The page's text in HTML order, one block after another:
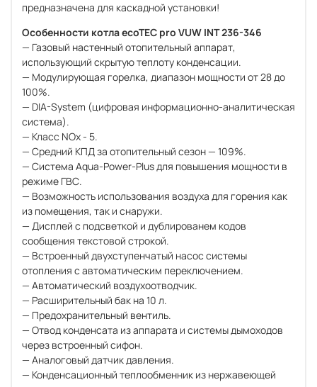
предназначена для каскадной установки!
Особенности котла ecoTEC pro VUW INT 236-346
— Газовый настенный отопительный аппарат,
использующий скрытую теплоту конденсации.
— Модулирующая горелка, диапазон мощности от 28 до
100%.
— DIA-System (цифровая информационно-аналитическая
система).
— Класс NOx - 5.
— Средний КПД за отопительный сезон — 109%.
— Система Aqua-Power-Plus для повышения мощности в
режиме ГВС.
— Возможность использования воздуха для горения как
из помещения, так и снаружи.
— Дисплей с подсветкой и дублированем кодов
сообщения текстовой строкой.
— Встроенный двухступенчатый насос системы
отопления с автоматическим переключением.
— Автоматический воздухоотводчик.
— Расширительный бак на 10 л.
— Предохранительный вентиль.
— Отвод конденсата из аппарата и системы дымоходов
через встроенный сифон.
— Аналоговый датчик давления.
— Конденсационный теплообменник из нержавеющей